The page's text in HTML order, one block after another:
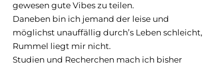
gewesen gute Vibes zu teilen.
Daneben bin ich jemand der leise und
möglichst unauffällig durch’s Leben schleicht,
Rummel liegt mir nicht.
Studien und Recherchen mach ich bisher